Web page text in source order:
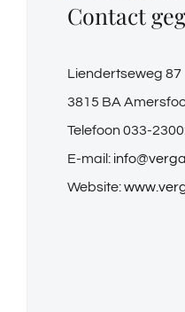
Contact
Liendertseweg 87
3815 BA
Telefoon 033-
E-mail:
Website: